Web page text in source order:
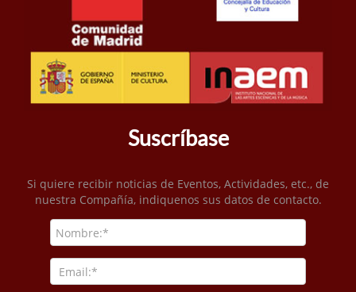
Suscríbase
Si quiere recibir noticias de Eventos, Actividades, etc., de
nuestra Compañía, indiquenos sus datos de contacto.